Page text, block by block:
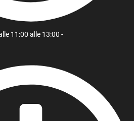
11:00 alle 13:00 -